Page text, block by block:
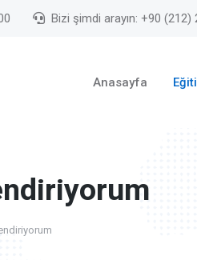
Bizi şimdi arayın: +90 (212)
Anasayfa